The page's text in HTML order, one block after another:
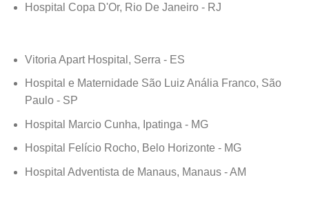
Hospital Copa D'Or, Rio De Janeiro - RJ
Vitoria Apart Hospital, Serra - ES
Hospital e Maternidade São Luiz Anália Franco, São
Paulo - SP
Hospital Marcio Cunha, Ipatinga - MG
Hospital Felício Rocho, Belo Horizonte - MG
Hospital Adventista de Manaus, Manaus - AM